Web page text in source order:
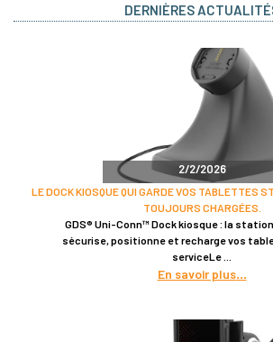
DERNIÈRES
2/2/2026
LE DOCK KIOSQUE QUI GARDE VOS TABLETTES
TOUJOURS CHARGÉES.
GDS® Uni-Conn™ Dock kiosque : la
sécurise, positionne et recharge vos
serviceLe
En savoir plus